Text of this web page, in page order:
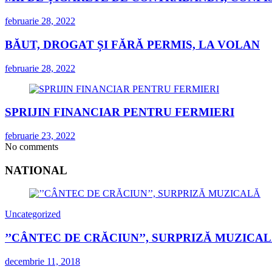
februarie 28, 2022
BĂUT, DROGAT ȘI FĂRĂ PERMIS, LA VOLAN
februarie 28, 2022
SPRIJIN FINANCIAR PENTRU FERMIERI
februarie 23, 2022
No comments
NATIONAL
Uncategorized
’’CÂNTEC DE CRĂCIUN’’, SURPRIZĂ
decembrie 11, 2018